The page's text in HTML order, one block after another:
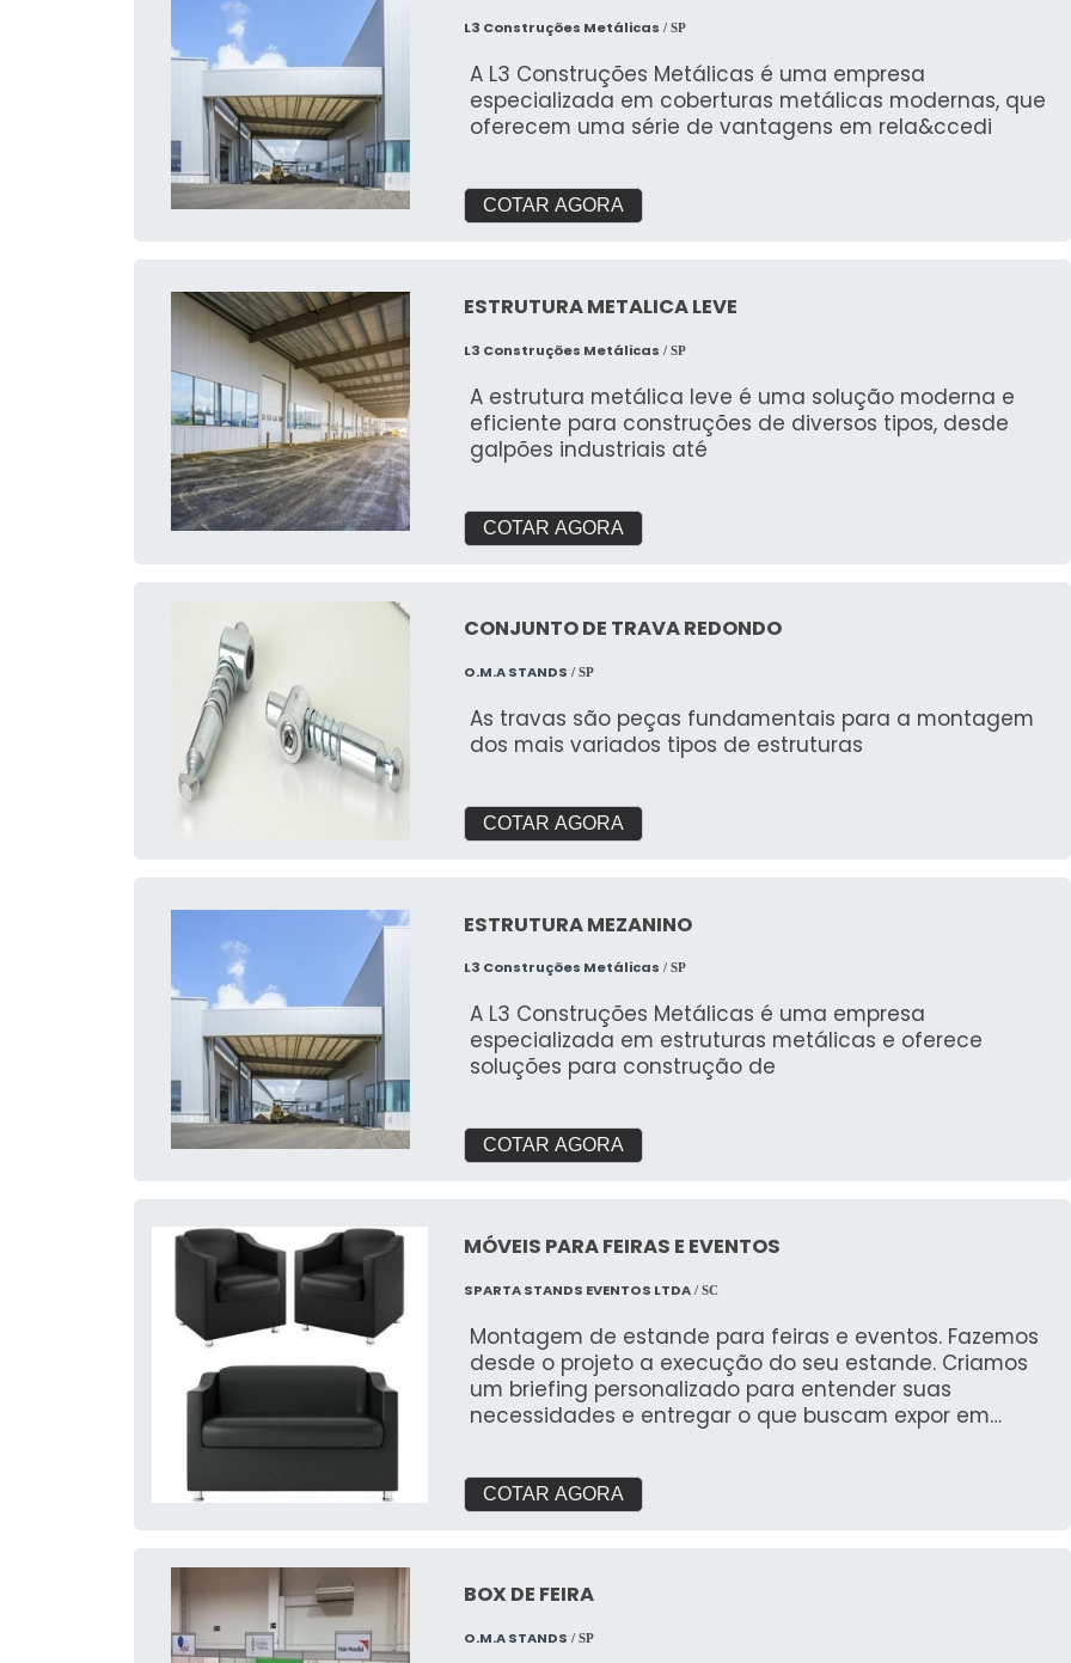
L3 Construções Metálicas / SP
A L3 Construções Metálicas é uma empresa
especializada em coberturas metálicas modernas, que
oferecem uma série de vantagens em rela&ccedi
COTAR AGORA
ESTRUTURA METALICA LEVE
L3 Construções Metálicas / SP
A estrutura metálica leve é uma solução moderna e
eficiente para construções de diversos tipos, desde
galpões industriais até
COTAR AGORA
CONJUNTO DE TRAVA REDONDO
O.M.A STANDS / SP
As travas são peças fundamentais para a montagem
dos mais variados tipos de estruturas
COTAR AGORA
ESTRUTURA MEZANINO
L3 Construções Metálicas / SP
A L3 Construções Metálicas é uma empresa
especializada em estruturas metálicas e oferece
soluções para construção de
COTAR AGORA
MÓVEIS PARA FEIRAS E EVENTOS
SPARTA STANDS EVENTOS LTDA / SC
Montagem de estande para feiras e eventos. Fazemos
desde o projeto a execução do seu estande. Criamos
um briefing personalizado para entender suas
necessidades e entregar o que buscam expor em
COTAR AGORA
BOX DE FEIRA
O.M.A STANDS / SP